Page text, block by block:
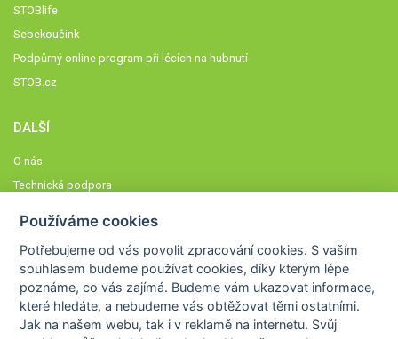
STOBlife
Sebekoučink
Podpůrný online program při lécích na hubnutí
STOB.cz
DALŠÍ
O nás
Technická podpora
Členové STOBklubu
Zásady nakládání s osobními údaji
Otestujte se
Spočítejte si
Používáme cookies
Potřebujeme od vás povolit zpracování cookies. S vaším
souhlasem budeme používat cookies, díky kterým lépe
poznáme,co vás zajímá. Budeme vám ukazovat informace,
které hledáte, a nebudeme vás obtěžovat těmi ostatními.
Jak na našem webu, tak i v reklamě na internetu. Svůj